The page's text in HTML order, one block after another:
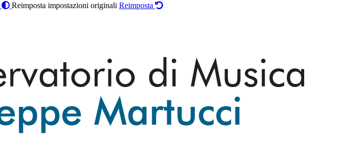
Reimposta impostazioni originali Reimposta